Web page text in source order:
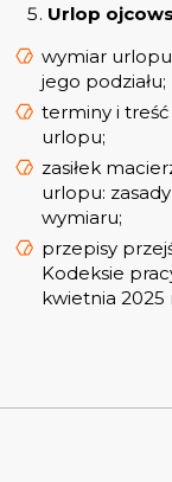
Urlop
wymiar
jego podziału;
terminy i
urlopu;
zasiłek
urlopu:
wymiaru;
przepisy
Kodeksie
kwietnia 2025